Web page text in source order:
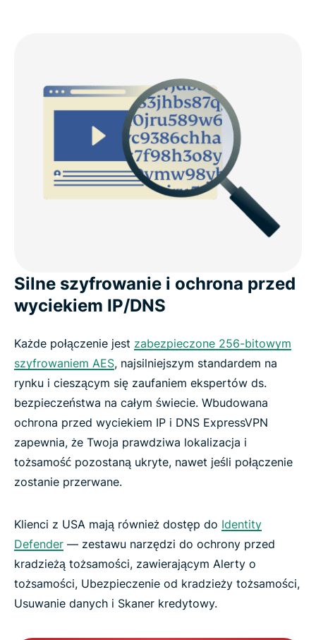
Silne szyfrowanie i ochrona przed
wyciekiem IP/DNS
Każde połączenie jest zabezpieczone 256-bitowym
szyfrowaniem AES, najsilniejszym standardem na
rynku i cieszącym się zaufaniem ekspertów ds.
bezpieczeństwa na całym świecie. Wbudowana
ochrona przed wyciekiem IP i DNS ExpressVPN
zapewnia, że Twoja prawdziwa lokalizacja i
tożsamość pozostaną ukryte, nawet jeśli połączenie
zostanie przerwane.
Klienci z USA mają również dostęp do Identity
Defender — zestawu narzędzi do ochrony przed
kradzieżą tożsamości, zawierającym Alerty o
tożsamości, Ubezpieczenie od kradzieży tożsamości,
Usuwanie danych i Skaner kredytowy.